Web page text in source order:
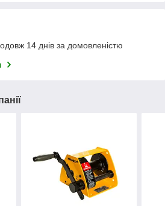
14 днів за домовленістю